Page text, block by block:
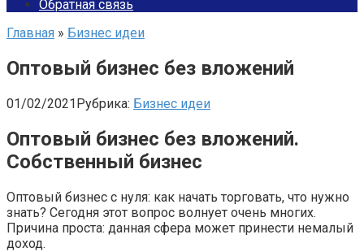
Обратная связь
Главная » Бизнес идеи
Оптовый бизнес без вложений
01/02/2021Рубрика: Бизнес идеи
Оптовый бизнес без вложений.
Собственный бизнес
Оптовый бизнес с нуля: как начать торговать, что нужно
знать? Сегодня этот вопрос волнует очень многих.
Причина проста: данная сфера может принести немалый
доход.